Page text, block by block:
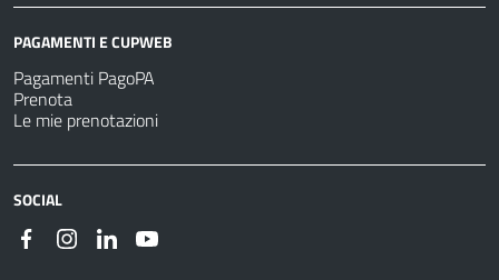
PAGAMENTI E CUPWEB
Pagamenti PagoPA
Prenota
Le mie prenotazioni
SOCIAL